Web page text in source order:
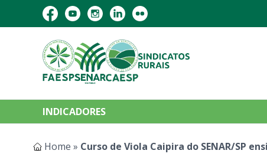
INDICADORES
Home » Curso de Viola Caipira do SENAR/SP